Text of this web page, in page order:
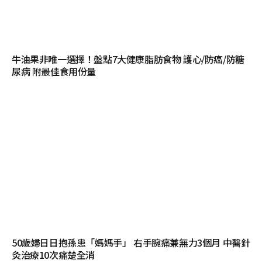
牛油果非唯一選擇！盤點7大健康脂肪食物 護心/防癌/防糖
尿病 附最佳食用份量
50歲婦日日抱孫患「媽媽手」 右手腕痛兼無力3個月 中醫針
灸治療10次痛楚全消